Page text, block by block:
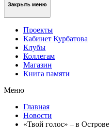
Закрыть меню
Проекты
Кабинет Курбатова
Клубы
Коллегам
Магазин
Книга памяти
Меню
Главная
Новости
«Твой голос» – в Острове